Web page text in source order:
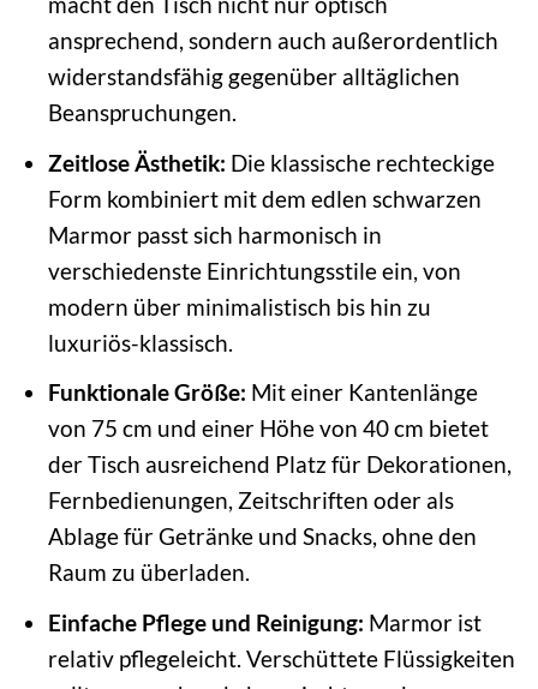
ansprechend, sondern auch außerordentlich
widerstandsfähig gegenüber alltäglichen
Beanspruchungen.
Zeitlose Ästhetik: Die klassische rechteckige
Form kombiniert mit dem edlen schwarzen
Marmor passt sich harmonisch in
verschiedenste Einrichtungsstile ein, von
modern über minimalistisch bis hin zu
luxuriös-klassisch.
Funktionale Größe: Mit einer Kantenlänge
von 75 cm und einer Höhe von 40 cm bietet
der Tisch ausreichend Platz für Dekorationen,
Fernbedienungen, Zeitschriften oder als
Ablage für Getränke und Snacks, ohne den
Raum zu überladen.
Einfache Pflege und Reinigung: Marmor ist
relativ pflegeleicht. Verschüttete Flüssigkeiten